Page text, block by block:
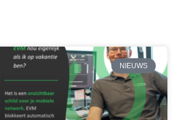
NIEUWS